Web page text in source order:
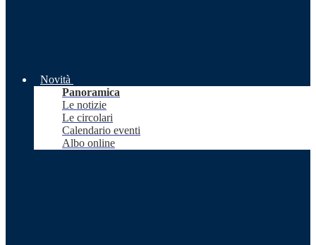
Novità
Panoramica
Le notizie
Le circolari
Calendario eventi
Albo online